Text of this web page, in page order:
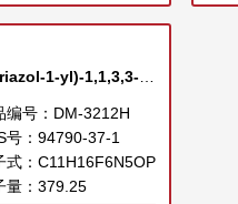
英文名称：2-(1H-benzo[d][1,2,3]triazol-1-yl)-1,1,3,3-tetramethylisouronium hexafluorophosphate
编号：DM-3212H
号：94790-37-1
式：C11H16F6N5OP
量：379.25